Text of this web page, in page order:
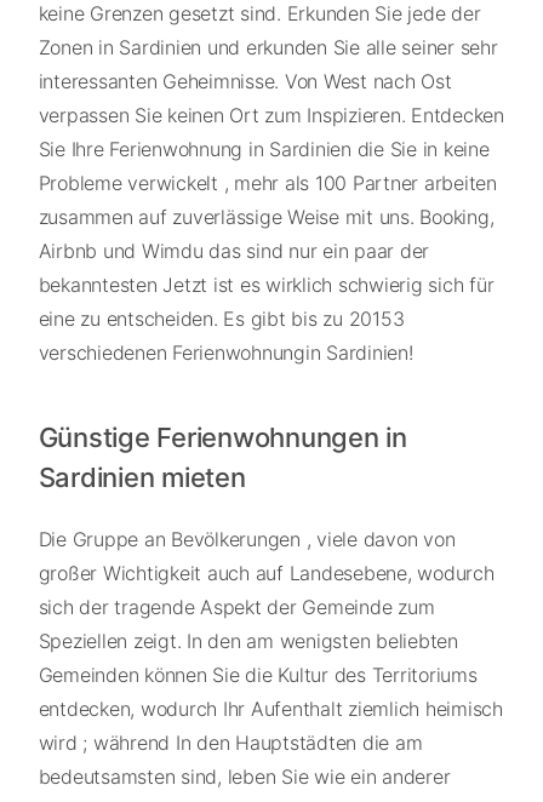
keine Grenzen gesetzt sind. Erkunden Sie jede der
Zonen in Sardinien und erkunden Sie alle seiner sehr
interessanten Geheimnisse. Von West nach Ost
verpassen Sie keinen Ort zum Inspizieren. Entdecken
Sie Ihre Ferienwohnung in Sardinien die Sie in keine
Probleme verwickelt , mehr als 100 Partner arbeiten
zusammen auf zuverlässige Weise mit uns. Booking,
Airbnb und Wimdu das sind nur ein paar der
bekanntesten Jetzt ist es wirklich schwierig sich für
eine zu entscheiden. Es gibt bis zu 20153
verschiedenen Ferienwohnungin Sardinien!
Günstige Ferienwohnungen in
Sardinien mieten
Die Gruppe an Bevölkerungen , viele davon von
großer Wichtigkeit auch auf Landesebene, wodurch
sich der tragende Aspekt der Gemeinde zum
Speziellen zeigt. In den am wenigsten beliebten
Gemeinden können Sie die Kultur des Territoriums
entdecken, wodurch Ihr Aufenthalt ziemlich heimisch
wird ; während In den Hauptstädten die am
bedeutsamsten sind, leben Sie wie ein anderer